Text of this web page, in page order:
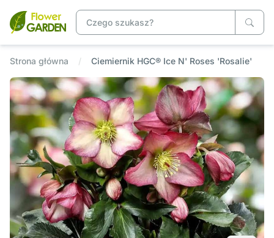
Strona główna Ciemiernik HGC® Ice N' Roses 'Rosalie'